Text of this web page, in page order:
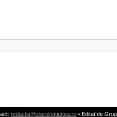
redactia@ziarulnatiunea.ro • Editat de